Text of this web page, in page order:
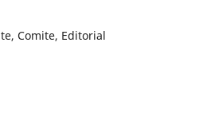
Comite, Editorial